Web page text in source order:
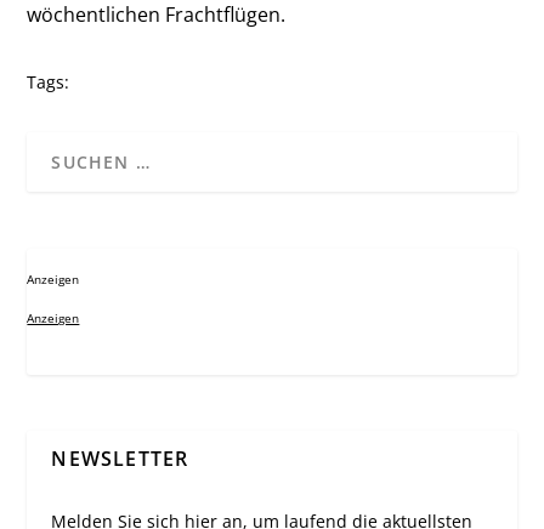
wöchentlichen Frachtflügen.
Tags:
Anzeigen
Anzeigen
NEWSLETTER
Melden Sie sich hier an, um laufend die aktuellsten